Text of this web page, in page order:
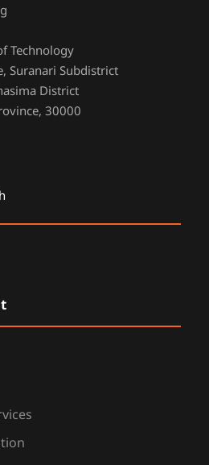
Technology
Suranari Subdistrict
District
30000